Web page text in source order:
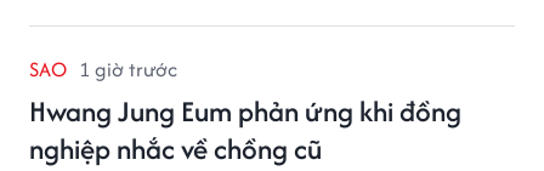
SAO 1 giờ trước
Hwang Jung Eum phản ứng khi đồng
nghiệp nhắc về chồng cũ